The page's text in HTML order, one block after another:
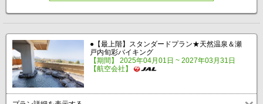
●【最上階】スタンダードプラン★天然温泉＆瀬
戸内旬彩バイキング
【期間】 2025年04月01日 ~ 2027年03月31日
【航空会社】